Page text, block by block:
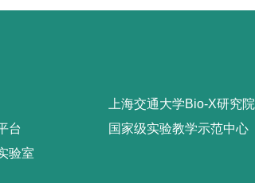
上海交通大学Bio-X研究院
台
国家级实验教学示范中心
验室